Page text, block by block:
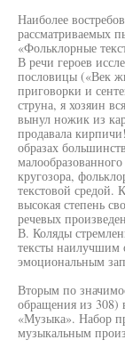
Наиболее
рассматриваемых
«Фольклорные
В речи героев
пословицы («Век
приговорки и
струна, я хозяин
вынул ножик из
продавала
образах
кругозора,
текстовой средой.
высокая степень
речевых
В. Коляды
тексты наилучшим
эмоциональным
Вторым по
обращения из 308)
«Музыка». Набор
музыкальным